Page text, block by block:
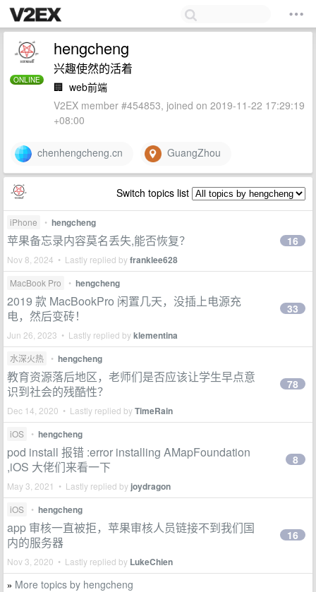
ONLINE
hengcheng
兴趣使然的活着
🏢 web前端
V2EX member #454853, joined on 2019-11-22 17:29:19
+08:00
chenhengcheng.cn GuangZhou
Switch topics list
iPhone • hengcheng
苹果备忘录内容莫名丢失,能否恢复？
Nov 8, 2024 • Lastly replied byfranklee628
16
MacBook Pro • hengcheng
2019 款 MacBookPro 闲置几天，没插上电源充
电，然后变砖！
Jun 26, 2023 • Lastly replied byklementina
33
水深火热 • hengcheng
教育资源落后地区，老师们是否应该让学生早点意
识到社会的残酷性？
Dec 14, 2020 • Lastly replied byTimeRain
78
iOS • hengcheng
pod install 报错 :error installing AMapFoundation
,iOS 大佬们来看一下
May 3, 2021 • Lastly replied by joydragon
8
iOS • hengcheng
app 审核一直被拒，苹果审核人员链接不到我们国
内的服务器
Nov 3, 2020 • Lastly replied by LukeChien
16
» More topics by hengcheng